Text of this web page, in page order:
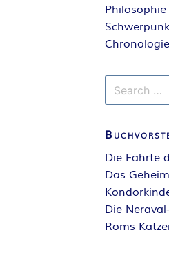
Philosophie
Chronologie
Search
for:
Die Fährte
Das
Die
Roms